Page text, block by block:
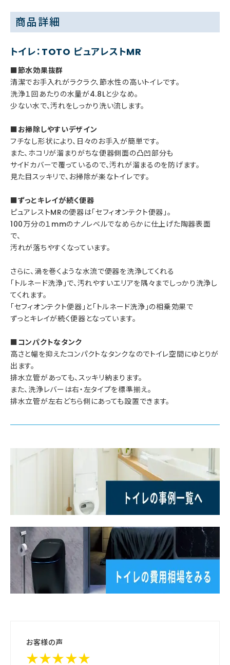
商品詳細
トイレ：TOTO ピュアレストMR
■節水効果抜群
清潔でお手入れがラクラク、節水性の高いトイレです。
洗浄１回あたりの水量が4.8Lと少なめ。
少ない水で、汚れをしっかり洗い流します。
■お掃除しやすいデザイン
フチなし形状により、日々のお手入が簡単です。
また、ホコリが溜まりがちな便器側面の凸凹部分も
サイドカバーで覆っているので、汚れが溜まるのを防げます。
見た目スッキリで、お掃除が楽なトイレです。
■ずっとキレイが続く便器
ピュアレストMRの便器は「セフィオンテクト便器」。
100万分の１mmのナノレベルでなめらかに仕上げた陶器表面
で、
汚れが落ちやすくなっています。
さらに、渦を巻くような水流で便器を洗浄してくれる
「トルネード洗浄」で、汚れやすいエリアを隅々までしっかり洗浄し
てくれます。
「セフィオンテクト便器」と「トルネード洗浄」の相乗効果で
ずっとキレイが続く便器となっています。
■コンパクトなタンク
高さと幅を抑えたコンパクトなタンクなのでトイレ空間にゆとりが
出ます。
排水立管があっても、スッキリ納まります。
また、洗浄レバーは右・左タイプを標準揃え。
排水立管が左右どちら側にあっても設置できます。
お客様の声
★★★★★